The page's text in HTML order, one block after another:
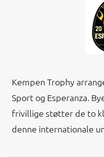
Kempen Trophy
Sport og Esperanza.
frivillige støtter de to
denne internationale